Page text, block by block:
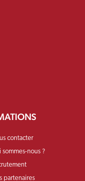
contacter
sommes-nous ?
partenaires